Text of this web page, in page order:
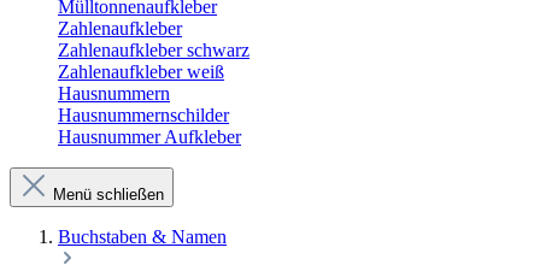
Mülltonnenaufkleber
Zahlenaufkleber
Zahlenaufkleber schwarz
Zahlenaufkleber weiß
Hausnummern
Hausnummernschilder
Hausnummer Aufkleber
Menü schließen
Buchstaben & Namen